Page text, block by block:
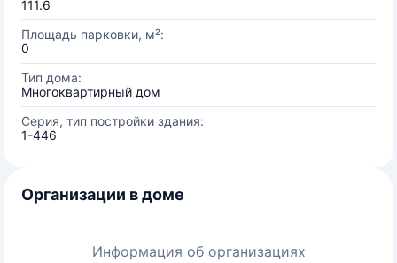
111.6
Площадь парковки, м²:
0
Тип дома:
Многоквартирный дом
Серия, тип постройки здания:
1-446
Организации в доме
Информация об организациях